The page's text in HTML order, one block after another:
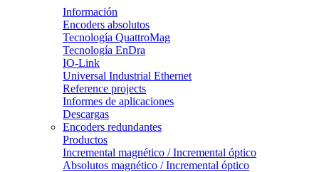
Información
Encoders absolutos
Tecnología QuattroMag
Tecnología EnDra
IO-Link
Universal Industrial Ethernet
Reference projects
Informes de aplicaciones
Descargas
Encoders redundantes
Productos
Incremental magnético / Incremental óptico
Absolutos magnético / Incremental óptico